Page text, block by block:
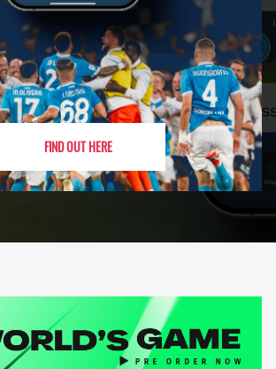
FIND OUT HERE